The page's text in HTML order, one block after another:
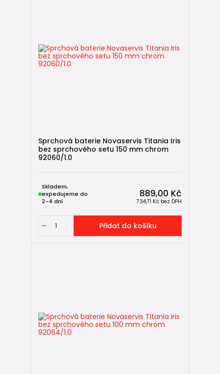
Sprchová baterie Novaservis Titania Iris
bez sprchového setu 150 mm chrom
92060/1.0
889,00 Kč
734,71 Kč bez DPH
Skladem,
expedujeme do
2-4 dní
Přidat do košíku